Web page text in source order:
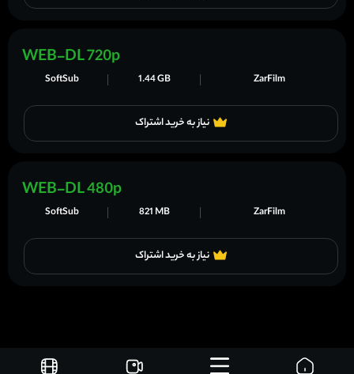
نیاز به خرید اشتراک
ZarFilm
1.44 GB
SoftSub
WEB-DL 720p
نیاز به خرید اشتراک
ZarFilm
821 MB
SoftSub
WEB-DL 480p